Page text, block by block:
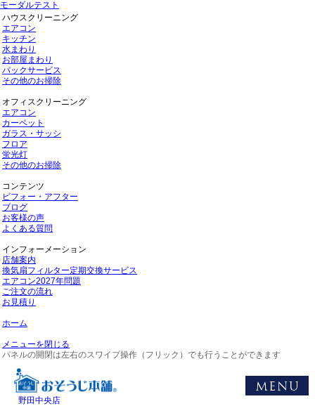
モーダルテスト
ハウスクリーニング
エアコン
キッチン
水まわり
お部屋まわり
パックサービス
その他のお掃除
オフィスクリーニング
エアコン
カーペット
ガラス・サッシ
フロア
蛍光灯
その他のお掃除
コンテンツ
ビフォー・アフター
ブログ
お客様の声
よくある質問
インフォーメーション
店舗案内
換気扇フィルター定期交換サービス
エアコン2027年問題
ご注文の流れ
お見積り
ホーム
メニューを閉じる
パネルの開閉は左右のスワイプ操作（フリック）でも行うことができます
野田中央店